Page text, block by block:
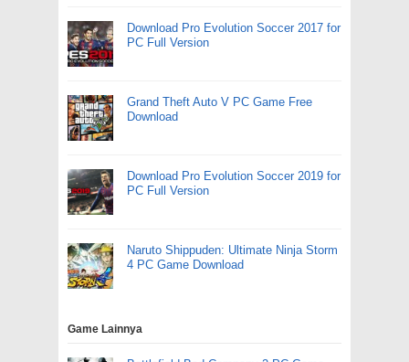
Download Pro Evolution Soccer 2017 for
PC Full Version
Grand Theft Auto V PC Game Free
Download
Download Pro Evolution Soccer 2019 for
PC Full Version
Naruto Shippuden: Ultimate Ninja Storm
4 PC Game Download
Game Lainnya